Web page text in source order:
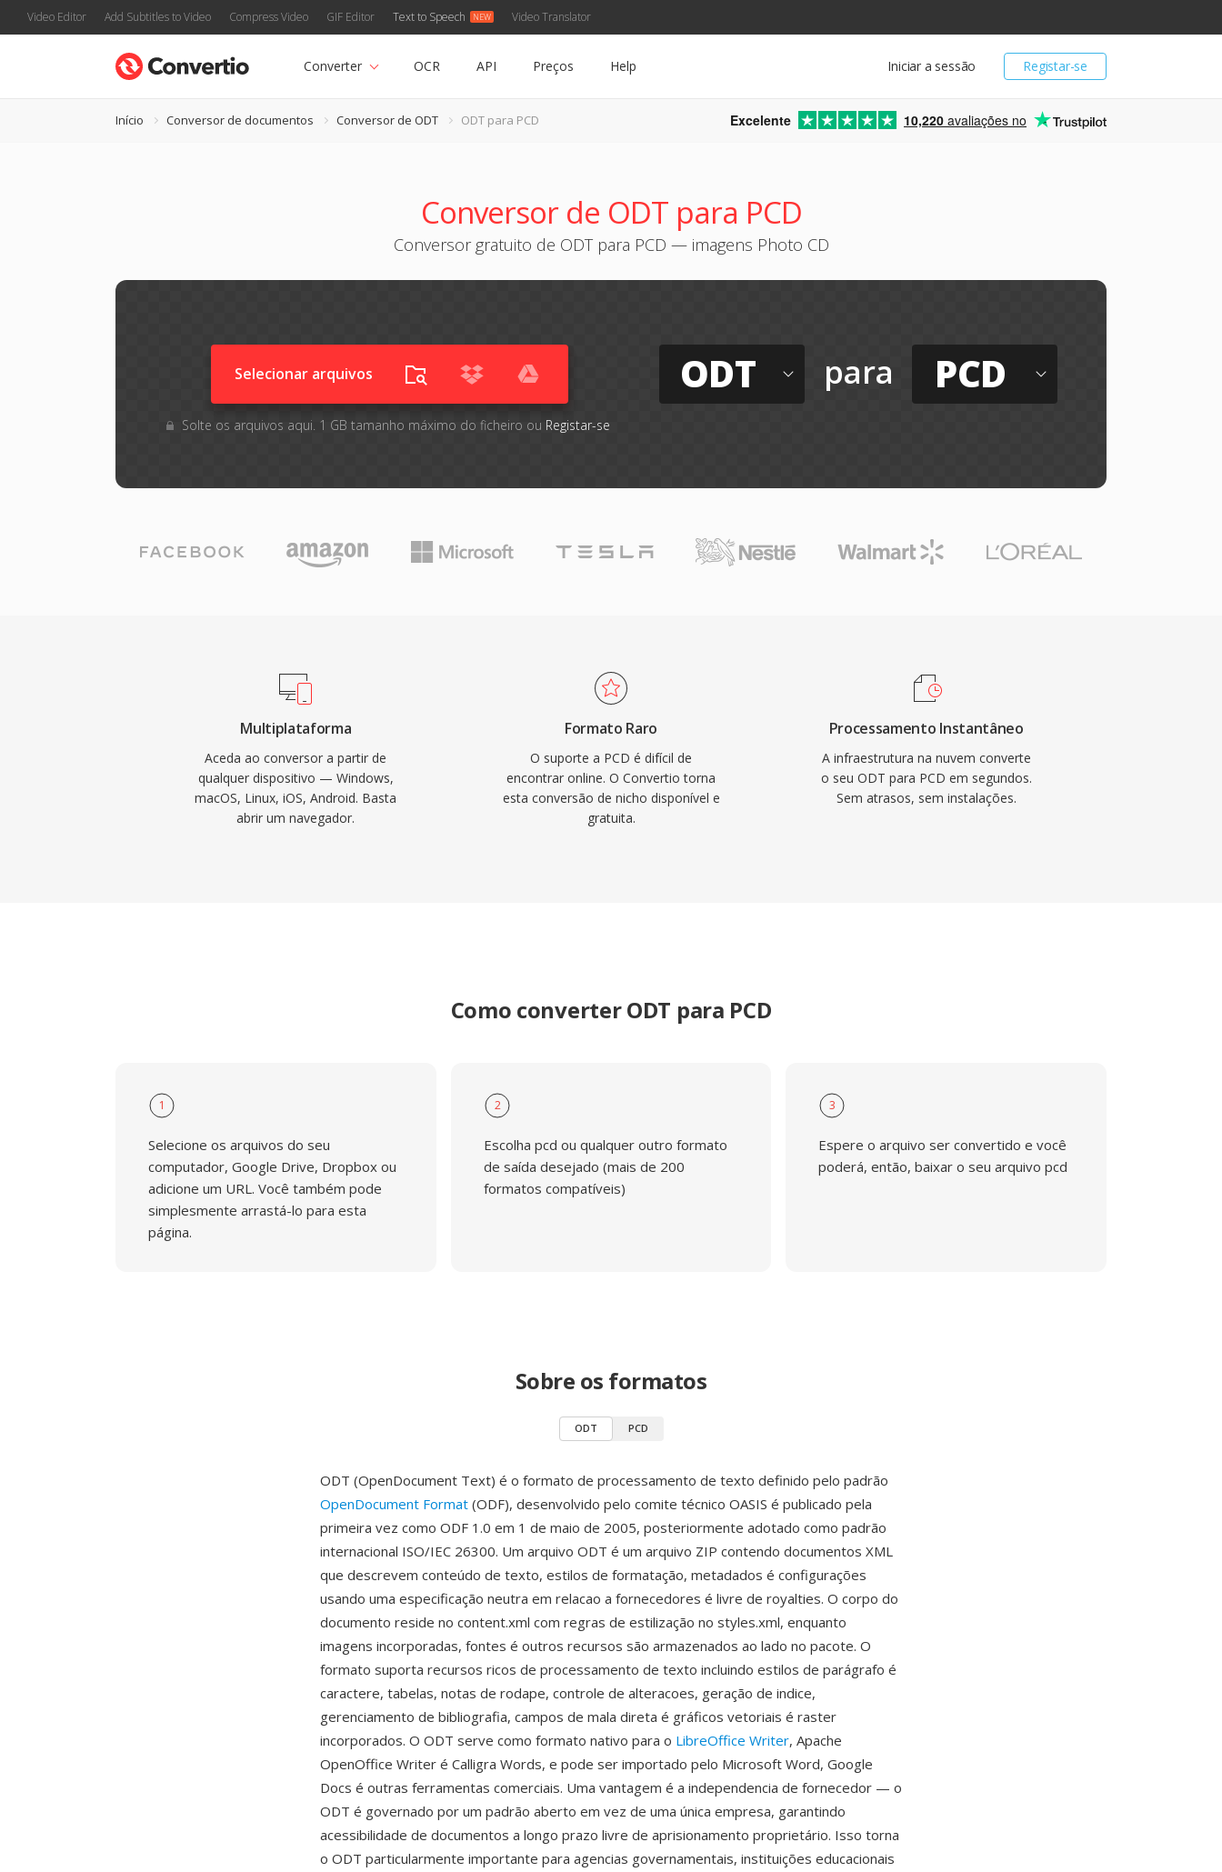
Video Editor Add Subtitles to Video Compress Video GIF Editor Text to Speech Video Translator
Registar-se
Iniciar a sessão
Converter OCR API Preços Help
Início Conversor de documentos Conversor de ODT ODT para PCD Excelente 10,220 avaliações no
Conversor de ODT para PCD
Conversor gratuito de ODT para PCD — imagens Photo CD
Selecionar arquivos
Solte os arquivos aqui. 1 GB tamanho máximo do ficheiro ou Registar-se
ODT para PCD
Multiplataforma
Aceda ao conversor a partir de
qualquer dispositivo — Windows,
macOS, Linux, iOS, Android. Basta
abrir um navegador.
Formato Raro
O suporte a PCD é difícil de
encontrar online. O Convertio torna
esta conversão de nicho disponível e
gratuita.
Processamento Instantâneo
A infraestrutura na nuvem converte
o seu ODT para PCD em segundos.
Sem atrasos, sem instalações.
Como converter ODT para PCD
1
Selecione os arquivos do seu
computador, Google Drive, Dropbox ou
adicione um URL. Você também pode
simplesmente arrastá-lo para esta
página.
2
Escolha pcd ou qualquer outro formato
de saída desejado (mais de 200
formatos compatíveis)
3
Espere o arquivo ser convertido e você
poderá, então, baixar o seu arquivo pcd
Sobre os formatos
ODT PCD
ODT (OpenDocument Text) é o formato de processamento de texto definido pelo padrão
OpenDocument Format (ODF), desenvolvido pelo comite técnico OASIS é publicado pela
primeira vez como ODF 1.0 em 1 de maio de 2005, posteriormente adotado como padrão
internacional ISO/IEC 26300. Um arquivo ODT é um arquivo ZIP contendo documentos XML
que descrevem conteúdo de texto, estilos de formatação, metadados é configurações
usando uma especificação neutra em relacao a fornecedores é livre de royalties. O corpo do
documento reside no content.xml com regras de estilização no styles.xml, enquanto
imagens incorporadas, fontes é outros recursos são armazenados ao lado no pacote. O
formato suporta recursos ricos de processamento de texto incluindo estilos de parágrafo é
caractere, tabelas, notas de rodape, controle de alteracoes, geração de indice,
gerenciamento de bibliografia, campos de mala direta é gráficos vetoriais é raster
incorporados. O ODT serve como formato nativo para o LibreOffice Writer, Apache
OpenOffice Writer é Calligra Words, e pode ser importado pelo Microsoft Word, Google
Docs é outras ferramentas comerciais. Uma vantagem é a independencia de fornecedor — o
ODT é governado por um padrão aberto em vez de uma única empresa, garantindo
acessibilidade de documentos a longo prazo livre de aprisionamento proprietário. Isso torna
o ODT particularmente importante para agencias governamentais, instituições educacionais